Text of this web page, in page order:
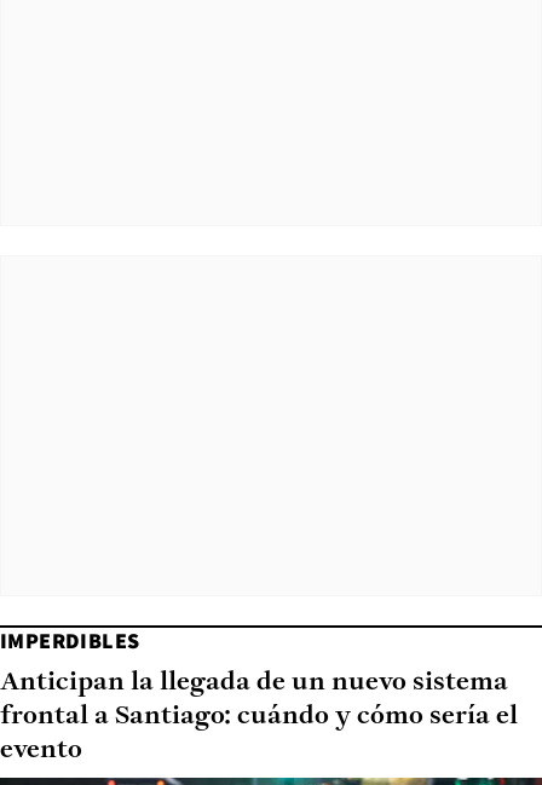
IMPERDIBLES
Anticipan la llegada de un nuevo sistema
frontal a Santiago: cuándo y cómo sería el
evento